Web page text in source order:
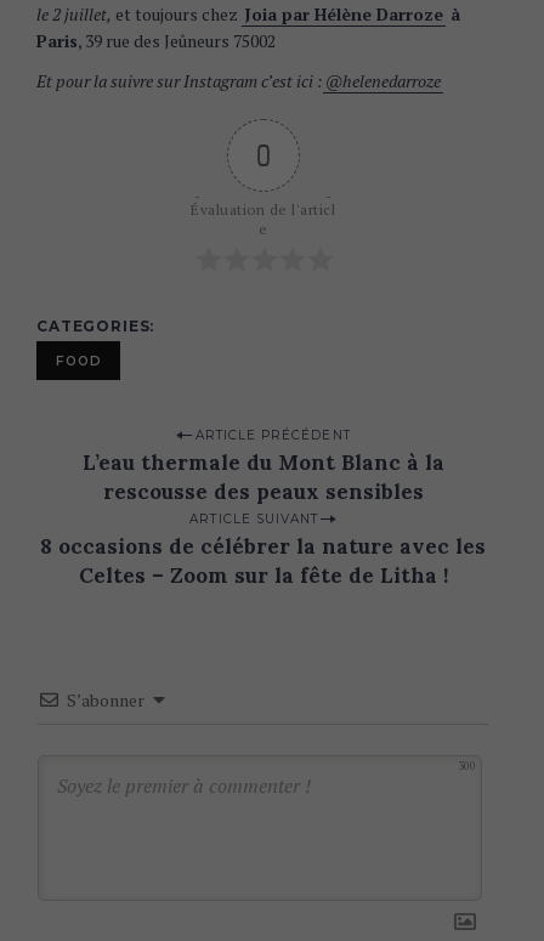
le 2 juillet, et toujours chez Joia par Hélène Darroze à
Paris, 39 rue des Jeûneurs 75002
Et pour la suivre sur Instagram c’est ici : @helenedarroze
0
Évaluation de l'articl
e
CATEGORIES
FOOD
t
i
ARTICLE PRÉCÉDENT
L’eau thermale du Mont Blanc à la
rescousse des peaux sensibles
ARTICLE SUIVANT
8 occasions de célébrer la nature avec les
Celtes – Zoom sur la fête de Litha !
S’abonner
300